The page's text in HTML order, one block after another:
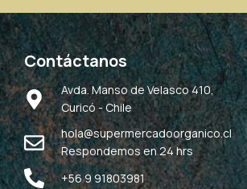
Contáctanos
Avda. Manso de Velasco 410,
Curicó - Chile
hola@supermercadoorganico.cl
Respondemos en 24 hrs
+56 9 91803981